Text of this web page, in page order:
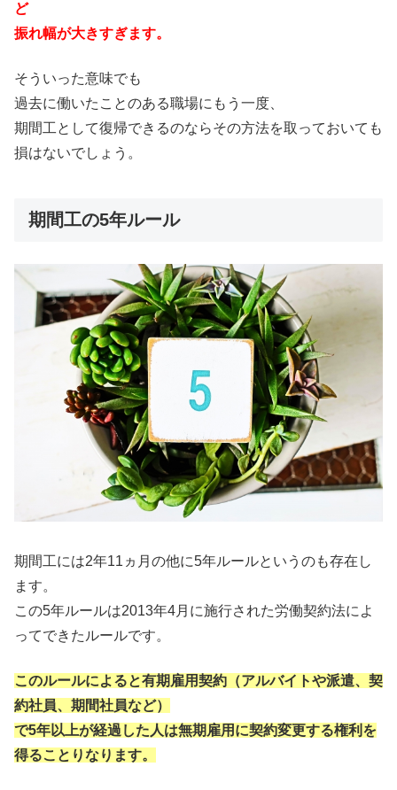
ど
振れ幅が大きすぎます。
そういった意味でも
過去に働いたことのある職場にもう一度、
期間工として復帰できるのならその方法を取っておいても
損はないでしょう。
期間工の5年ルール
期間工には2年11ヵ月の他に5年ルールというのも存在し
ます。
この5年ルールは2013年4月に施行された労働契約法によ
ってできたルールです。
このルールによると有期雇用契約（アルバイトや派遣、契
約社員、期間社員など）
で5年以上が経過した人は無期雇用に契約変更する権利を
得ることりなります。